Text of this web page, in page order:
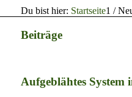
Du bist hier: Startseite1 /
Beiträge
Aufgeblähtes System